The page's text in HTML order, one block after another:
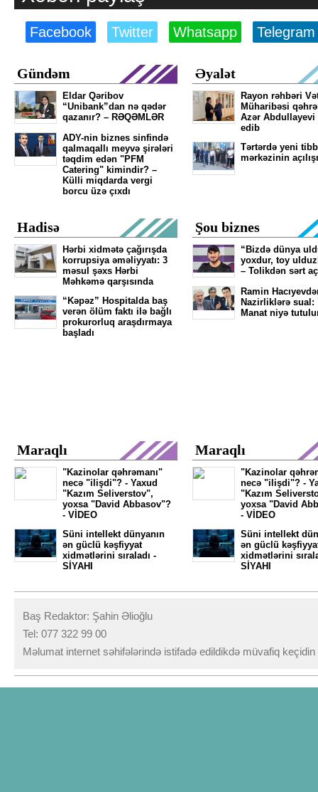
Facebook Twitter Whatsapp Telegram
Gündəm
Eldar Qəribov
“Unibank”dan nə qədər
qazanır? – RƏQƏMLƏR
ADY-nin biznes sinfində
qalmaqallı meyvə şirələri
təqdim edən "PFM
Catering" kimindir? –
Külli miqdarda vergi
borcu üzə çıxdı
Əyalət
Rayon rəhbəri
Müharibəsi
Azər Abdullayevi
edib
Tərtərdə yeni tibb
mərkəzinin
Hadisə
Hərbi xidmətə çağırışda
korrupsiya əməliyyatı: 3
məsul şəxs Hərbi
Məhkəmə qarşısında
“Kəpəz” Hospitalda baş
verən ölüm faktı ilə bağlı
prokurorluq araşdırmaya
başladı
Şou biznes
“Bizdə dünya
yoxdur, toy
– Tolikdən sərt
Ramin
Nazirliklərə sual:
Manat niyə
Maraqlı
"Kazinolar qəhrəmanı"
necə "ilişdi"? - Yaxud
"Kazım Seliverstov",
yoxsa "David Abbasov"?
- VİDEO
Süni intellekt dünyanın
ən güclü kəşfiyyat
xidmətlərini sıraladı -
SİYAHI
Maraqlı
"Kazinolar
necə "ilişdi"? -
"Kazım
yoxsa "David
- VİDEO
Süni intellekt
ən güclü
xidmətlərini
SİYAHI
Baş Redaktor: Şahin Əlioğlu
Tel: 077 322 99 00
Məlumat internet səhifələrində istifadə edildikdə müvafiq keçidin